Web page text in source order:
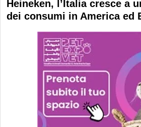
Heineken, l’Italia cresce a
dei consumi in America ed